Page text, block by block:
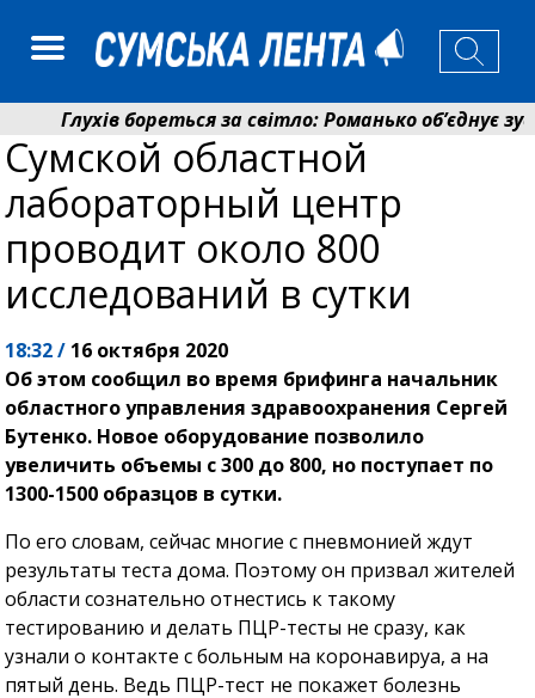
Глухів бореться за світло: Романько об’єднує
Пенсійний фонд Сумщини спрямував 0,2 млрд грн
Сумской областной
лабораторный центр
проводит около 800
исследований в сутки
18:32 / 16 октября 2020
Об этом сообщил во время брифинга начальник
областного управления здравоохранения Сергей
Бутенко. Новое оборудование позволило
увеличить объемы с 300 до 800, но поступает по
1300-1500 образцов в сутки.
По его словам, сейчас многие с пневмонией ждут
результаты теста дома. Поэтому он призвал жителей
области сознательно отнестись к такому
тестированию и делать ПЦР-тесты не сразу, как
узнали о контакте с больным на коронавируа, а на
пятый день. Ведь ПЦР-тест не покажет болезнь